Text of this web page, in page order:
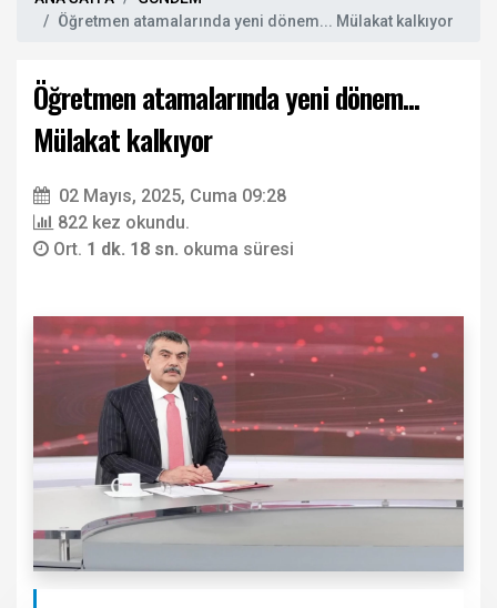
Öğretmen atamalarında yeni dönem... Mülakat kalkıyor
Öğretmen atamalarında yeni dönem...
Mülakat kalkıyor
02 Mayıs, 2025, Cuma 09:28
822 kez okundu.
Ort. 1 dk. 18 sn. okuma süresi